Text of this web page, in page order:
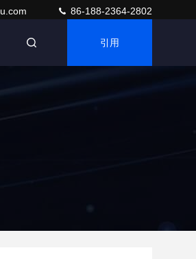
86-188-2364-2802
引用